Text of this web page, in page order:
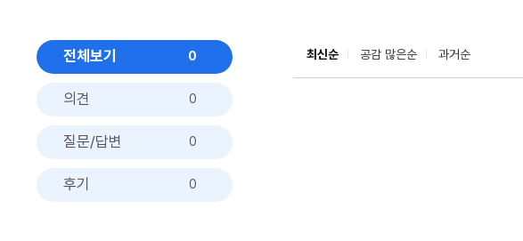
전체보기 0
의견 0
질문/답변 0
후기 0
최신순 공감 많은순 과거순